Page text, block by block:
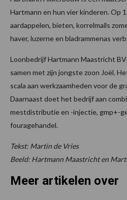
Hartmann en hun vier kinderen. Op
aardappelen, bieten, korrelmails
haver, luzerne en bladrammenas
Loonbedrijf Hartmann Maastricht
samen met zijn jongste zoon Joël.
scala aan werkzaamheden voor de
Daarnaast doet het bedrijf aan
mestdistributie en -injectie, gmp+-
fouragehandel.
Tekst: Martin de Vries
Beeld: Hartmann Maastricht en
Meer artikelen over